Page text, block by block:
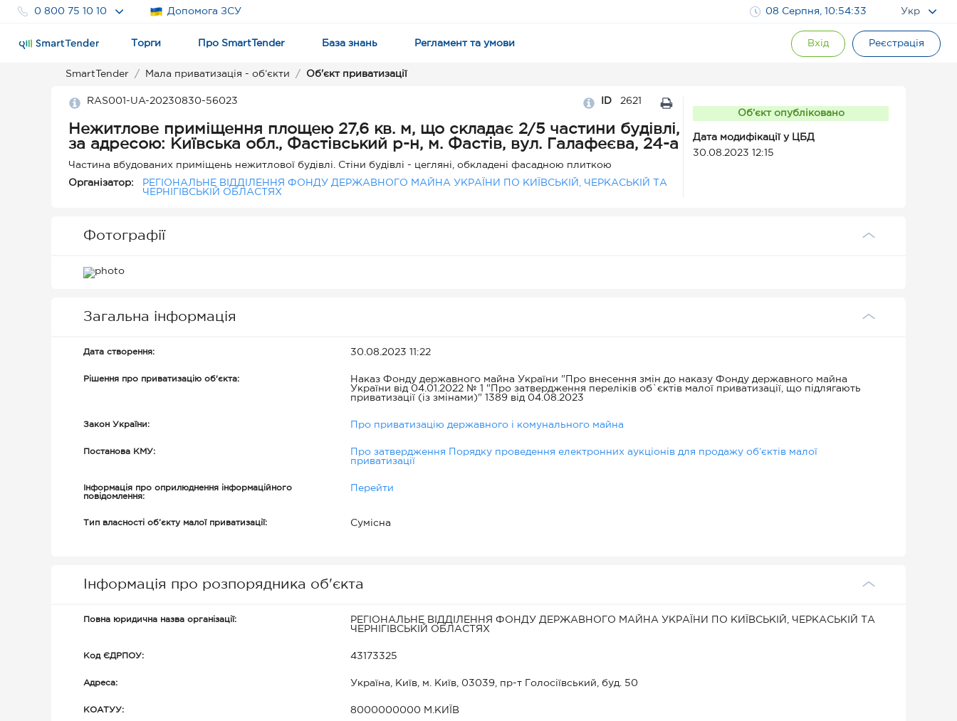
0 800 75 10 10 Допомога ЗСУ 08 Серпня, 10:54:34 Укр
Торги Про SmartTender База знань Регламент та умови Вхід Реєстрація
SmartTender Мала приватизація - об’єкти Об'єкт приватизації
RAS001-UA-20230830-56023 ID 2621
Нежитлове приміщення площею 27,6 кв. м, що складає 2/5 частини будівлі,
за адресою: Київська обл., Фастівський р-н, м. Фастів, вул. Галафеєва, 24-а
Частина вбудованих приміщень нежитлової будівлі. Стіни будівлі - цегляні, обкладені фасадною плиткою
Організатор:
РЕГІОНАЛЬНЕ ВІДДІЛЕННЯ ФОНДУ ДЕРЖАВНОГО МАЙНА УКРАЇНИ ПО КИЇВСЬКІЙ, ЧЕРКАСЬКІЙ ТА
ЧЕРНІГІВСЬКІЙ ОБЛАСТЯХ
Об’єкт опубліковано
Дата модифікації у ЦБД
30.08.2023 12:15
Фотографії
Загальна інформація
Дата створення: 30.08.2023 11:22
Рішення про приватизацію об'єкта:
Наказ Фонду державного майна України "Про внесення змін до наказу Фонду державного майна
України від 04.01.2022 № 1 "Про затвердження переліків об`єктів малої приватизації, що підлягають
приватизації (із змінами)" 1389 від 04.08.2023
Закон України: Про приватизацію державного і комунального майна
Постанова КМУ:
Про затвердження Порядку проведення електронних аукціонів для продажу об’єктів малої
приватизації
Інформація про оприлюднення інформаційного
повідомлення:
Перейти
Тип власності об’єкту малої приватизації: Сумісна
Інформація про розпорядника об'єкта
Повна юридична назва організації:
РЕГІОНАЛЬНЕ ВІДДІЛЕННЯ ФОНДУ ДЕРЖАВНОГО МАЙНА УКРАЇНИ ПО КИЇВСЬКІЙ, ЧЕРКАСЬКІЙ ТА
ЧЕРНІГІВСЬКІЙ ОБЛАСТЯХ
Код ЄДРПОУ: 43173325
Адреса: Україна, Київ, м. Київ, 03039, пр-т Голосіївський, буд. 50
КОАТУУ: 8000000000 М.КИЇВ